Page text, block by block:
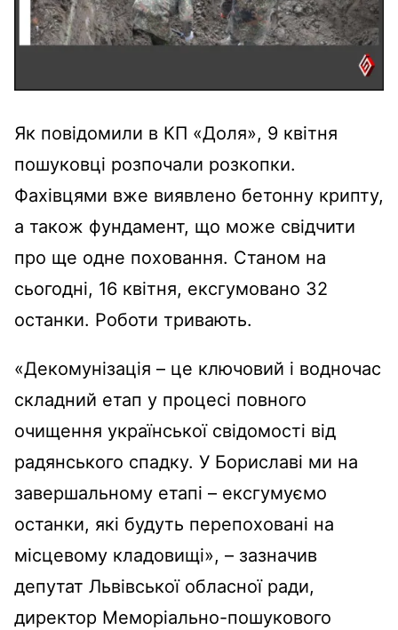
Як повідомили в КП «Доля», 9 квітня
пошуковці розпочали розкопки.
Фахівцями вже виявлено бетонну крипту,
а також фундамент, що може свідчити
про ще одне поховання. Станом на
сьогодні, 16 квітня, ексгумовано 32
останки. Роботи тривають.
«Декомунізація – це ключовий і водночас
складний етап у процесі повного
очищення української свідомості від
радянського спадку. У Бориславі ми на
завершальному етапі – ексгумуємо
останки, які будуть перепоховані на
місцевому кладовищі», – зазначив
депутат Львівської обласної ради,
директор Меморіально-пошукового